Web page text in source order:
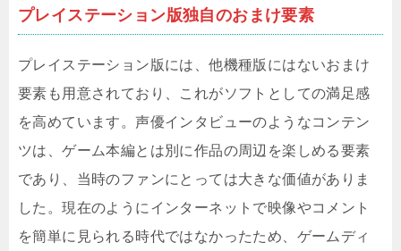
プレイステーション版独自のおまけ要素
プレイステーション版には、他機種版にはないおまけ
要素も用意されており、これがソフトとしての満足感
を高めています。声優インタビューのようなコンテン
ツは、ゲーム本編とは別に作品の周辺を楽しめる要素
であり、当時のファンにとっては大きな価値がありま
した。現在のようにインターネットで映像やコメント
を簡単に見られる時代ではなかったため、ゲームディ